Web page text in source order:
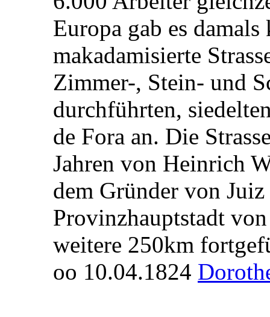
Europa gab es
makadamisierte
Zimmer-, Stein- und
durchführten,
de Fora an. Die
Jahren von Heinrich
dem Gründer von
Provinzhauptstadt
weitere 250km
oo 10.04.1824